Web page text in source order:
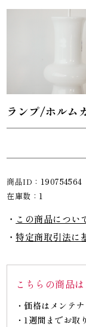
ランプ/ホルム
商品ID： 190754564
在庫数： 1
この商品につい
特定商取引法に
こちらの商品
価格はメンテナ
1週間までお取